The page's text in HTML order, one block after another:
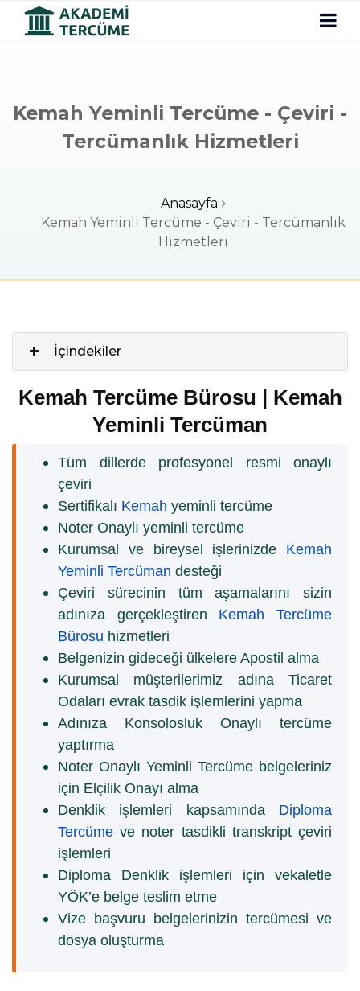
Kemah Yeminli Tercüme - Çeviri -
Tercümanlık Hizmetleri
Anasayfa
Kemah Yeminli Tercüme - Çeviri - Tercümanlık
Hizmetleri
İçindekiler
Kemah Tercüme Bürosu | Kemah
Yeminli Tercüman
Tüm dillerde profesyonel resmi onaylı
çeviri
Sertifikalı Kemah yeminli tercüme
Noter Onaylı yeminli tercüme
Kurumsal ve bireysel işlerinizde Kemah
Yeminli Tercüman desteği
Çeviri sürecinin tüm aşamalarını sizin
adınıza gerçekleştiren Kemah Tercüme
Bürosu hizmetleri
Belgenizin gideceği ülkelere Apostil alma
Kurumsal müşterilerimiz adına Ticaret
Odaları evrak tasdik işlemlerini yapma
Adınıza Konsolosluk Onaylı tercüme
yaptırma
Noter Onaylı Yeminli Tercüme belgeleriniz
için Elçilik Onayı alma
Denklik işlemleri kapsamında Diploma
Tercüme ve noter tasdikli transkript çeviri
işlemleri
Diploma Denklik işlemleri için vekaletle
YÖK’e belge teslim etme
Vize başvuru belgelerinizin tercümesi ve
dosya oluşturma